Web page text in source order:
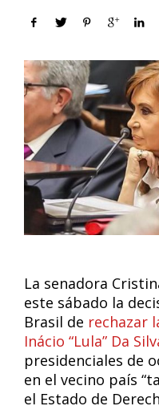
La senadora
este sábado la
Brasil de rechazar
Inácio “Lula” Da
presidenciales de
en el vecino país
el Estado de